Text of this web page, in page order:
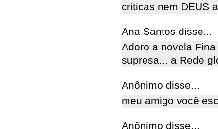
criticas nem DEUS
Ana Santos disse...
Adoro a novela
supresa... a Rede
Anônimo disse...
meu amigo você
Anônimo disse...